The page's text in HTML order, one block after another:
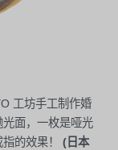
工坊手工制作婚
面，一枚是哑光
的效果！ (日本